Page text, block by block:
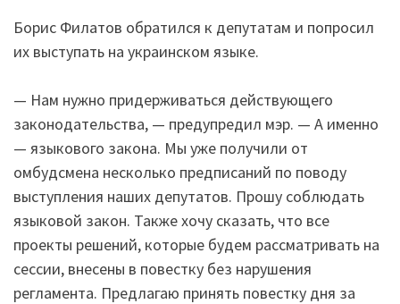
Борис Филатов обратился к депутатам и попросил
их выступать на украинском языке.
— Нам нужно придерживаться действующего
законодательства, — предупредил мэр. — А именно
— языкового закона. Мы уже получили от
омбудсмена несколько предписаний по поводу
выступления наших депутатов. Прошу соблюдать
языковой закон. Также хочу сказать, что все
проекты решений, которые будем рассматривать на
сессии, внесены в повестку без нарушения
регламента. Предлагаю принять повестку дня за